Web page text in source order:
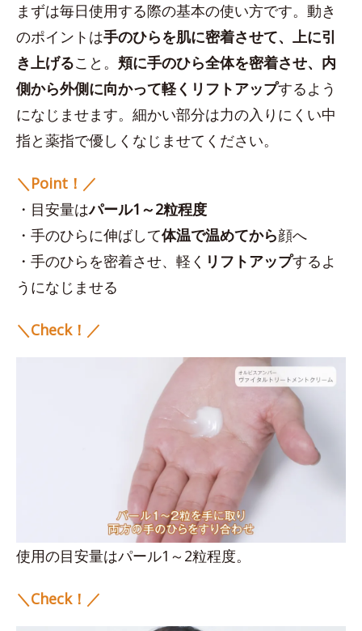
まずは毎日使用する際の基本の使い方です。動き
のポイントは手のひらを肌に密着させて、上に引
き上げること。 頬に手のひら全体を密着させ、内
側から外側に向かって軽くリフトアップするよう
になじませます。細かい部分は力の入りにくい中
指と薬指で優しくなじませてください。
＼Point！／
・目安量はパール1～2粒程度
・手のひらに伸ばして体温で温めてから顔へ
・手のひらを密着させ、軽く リフトアップするよ
うになじませる
＼Check！／
使用の目安量はパール1～2粒程度。
＼Check！／